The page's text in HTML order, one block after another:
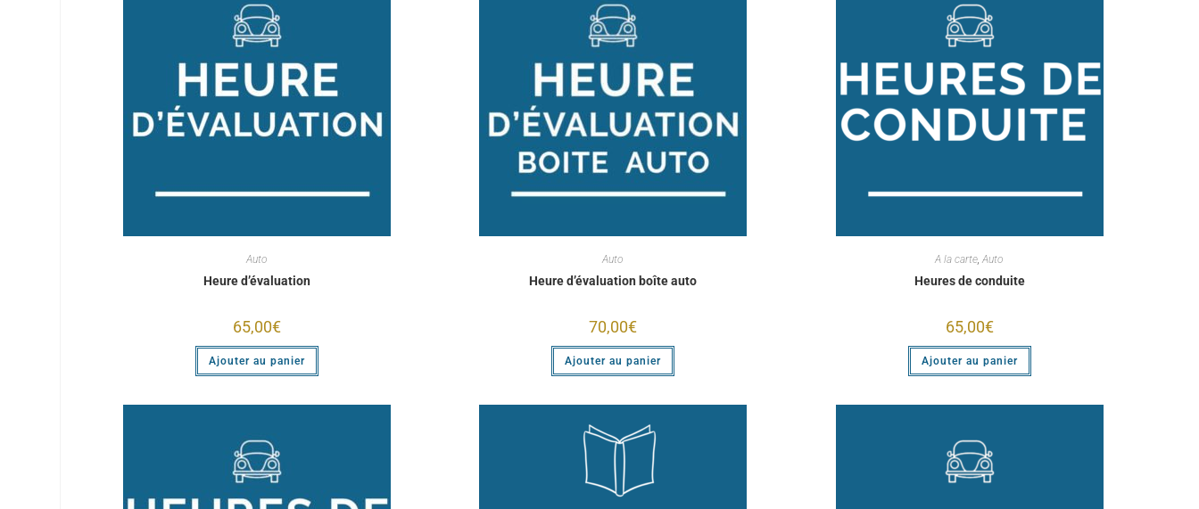
Auto
Heure d’évaluation
65,00€
Ajouter au panier
Auto
Heure d’évaluation boîte auto
70,00€
Ajouter au panier
A la carte ,Auto
Heures de conduite
65,00€
Ajouter au panier